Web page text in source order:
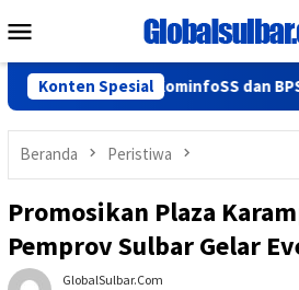
ke
Mobile
Konten Spesial
Lancar, KominfoSS dan BPS Sulbar
Beranda Peristiwa
Promosikan Plaza
Pemprov Sulbar Gelar
GlobalSulbar.com